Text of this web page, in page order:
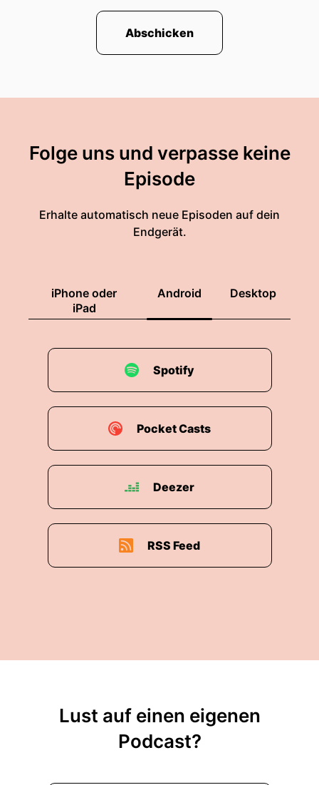
Abschicken
Folge uns und verpasse keine
Episode
Erhalte automatisch neue Episoden auf dein
Endgerät.
iPhone oder
iPad
Android Desktop
Spotify
Pocket Casts
Deezer
RSS Feed
Lust auf einen eigenen
Podcast?